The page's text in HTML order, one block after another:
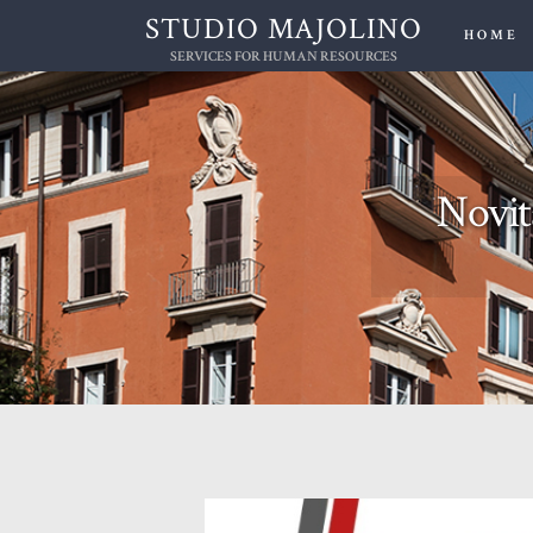
STUDIO MAJOLINO
SERVICES FOR HUMAN RESOURCES
HOME